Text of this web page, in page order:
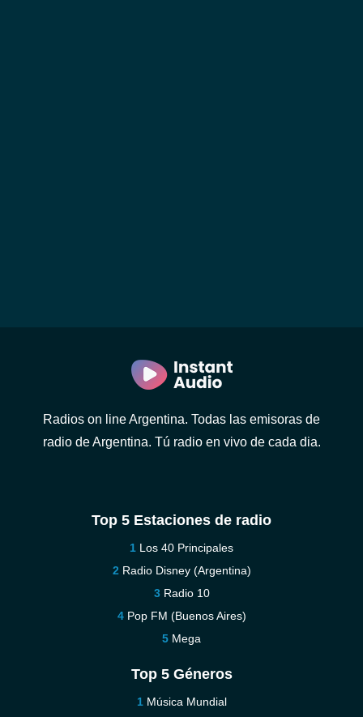
Radios on line Argentina. Todas las emisoras de
radio de Argentina. Tú radio en vivo de cada dia.
Top 5 Estaciones de radio
Los 40 Principales
Radio Disney (Argentina)
Radio 10
Pop FM (Buenos Aires)
Mega
Top 5 Géneros
Música Mundial